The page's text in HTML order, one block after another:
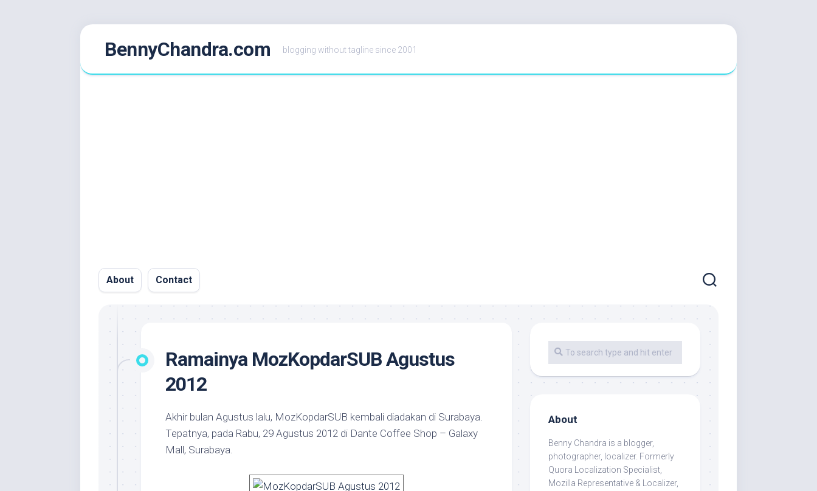
BennyChandra.com blogging without tagline since 2001
About Contact
Ramainya MozKopdarSUB Agustus
2012
Akhir bulan Agustus lalu, MozKopdarSUB kembali diadakan di Surabaya.
Tepatnya, pada Rabu, 29 Agustus 2012 di Dante Coffee Shop – Galaxy
Mall, Surabaya.
About
Benny Chandra is a blogger,
photographer, localizer. Formerly
Quora Localization Specialist,
Mozilla Representative & Localizer,